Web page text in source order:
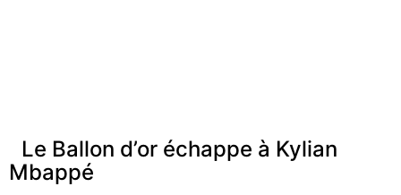
Le Ballon d’or échappe à Kylian
Mbappé